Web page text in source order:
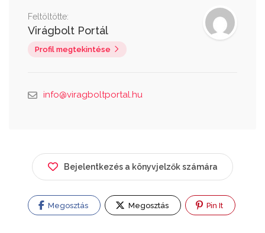
Feltöltötte:
Virágbolt Portál
Profil megtekintése
info@viragboltportal.hu
Bejelentkezés a könyvjelzők számára
Megosztás Megosztás Pin It